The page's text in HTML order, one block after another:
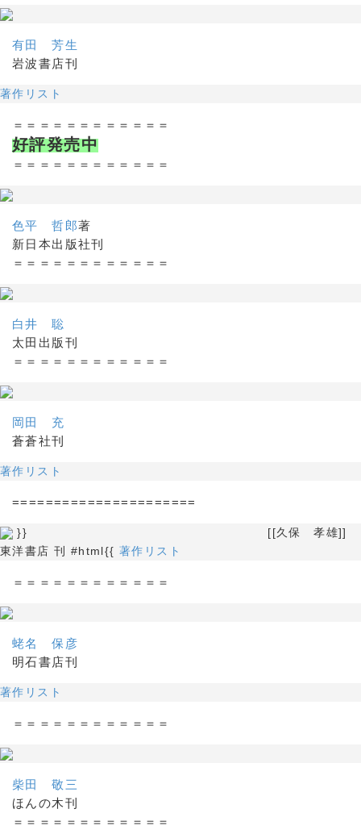
有田 芳生
岩波書店刊
著作リスト
＝＝＝＝＝＝＝＝＝＝＝＝
好評発売中
＝＝＝＝＝＝＝＝＝＝＝＝
色平 哲郎著
新日本出版社刊
＝＝＝＝＝＝＝＝＝＝＝＝
白井 聡
太田出版刊
＝＝＝＝＝＝＝＝＝＝＝＝
岡田 充
蒼蒼社刊
著作リスト
======================
}} [[久保 孝雄]]
東洋書店 刊 #html{{ 著作リスト
＝＝＝＝＝＝＝＝＝＝＝＝
蛯名 保彦
明石書店刊
著作リスト
＝＝＝＝＝＝＝＝＝＝＝＝
柴田 敬三
ほんの木刊
＝＝＝＝＝＝＝＝＝＝＝＝